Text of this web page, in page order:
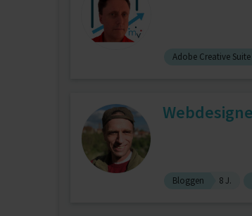
Adobe Creative Suite
Bloggen 8 J.